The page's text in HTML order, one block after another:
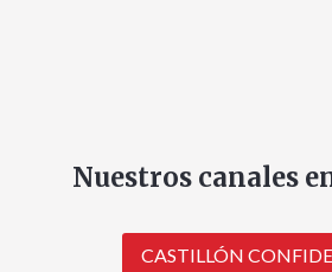
Nuestros canales
CASTILLÓN